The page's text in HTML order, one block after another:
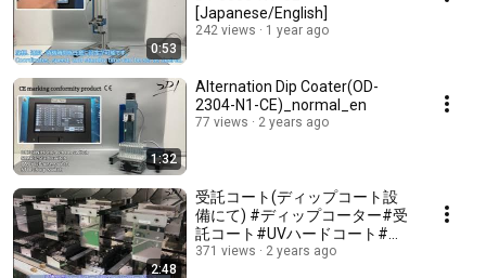
0:53
[Japanese/English]
242 views 1 year ago
1:32
Alternation Dip Coater(OD-
2304-N1-CE)_normal_en
77 views 2 years ago
2:48
受託コート(ディップコート設
備にて) #ディップコーター#受
託コート#UVハードコート#撥
水コート#ディップコーティン
371 views 2 years ago